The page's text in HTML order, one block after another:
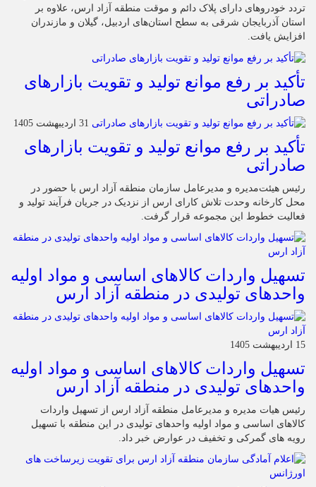
تردد خودروهای دارای پلاک دائم و موقت منطقه آزاد ارس، علاوه بر
استان آذربایجان شرقی به سطح استان‌های اردبیل، گیلان و مازندران
افزایش یافت.
تأکید بر رفع موانع تولید و تقویت بازارهای
صادراتی
31 اردیبهشت 1405
تأکید بر رفع موانع تولید و تقویت بازارهای
صادراتی
رئیس هیئت‌مدیره و مدیرعامل سازمان منطقه آزاد ارس با حضور در
محل کارخانه وحدت تلاش کارای ارس از نزدیک در جریان فرآیند تولید و
فعالیت خطوط این مجموعه قرار گرفت.
تسهیل واردات کالاهای اساسی و مواد اولیه
واحدهای تولیدی در منطقه آزاد ارس
15 اردیبهشت 1405
تسهیل واردات کالاهای اساسی و مواد اولیه
واحدهای تولیدی در منطقه آزاد ارس
رئیس هیات مدیره و مدیرعامل منطقه آزاد ارس از تسهیل واردات
کالاهای اساسی و مواد اولیه واحدهای تولیدی در این منطقه با تسهیل
رویه های گمرکی و تخفیف در عوارض خبر داد.